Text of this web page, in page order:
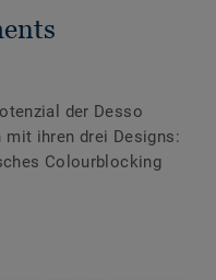
der Desso
mit ihren drei Designs:
Colourblocking